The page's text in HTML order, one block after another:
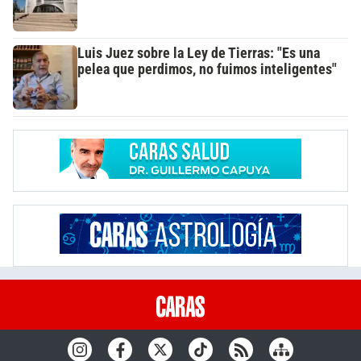
Luis Juez sobre la Ley de Tierras: "Es una
pelea que perdimos, no fuimos inteligentes"